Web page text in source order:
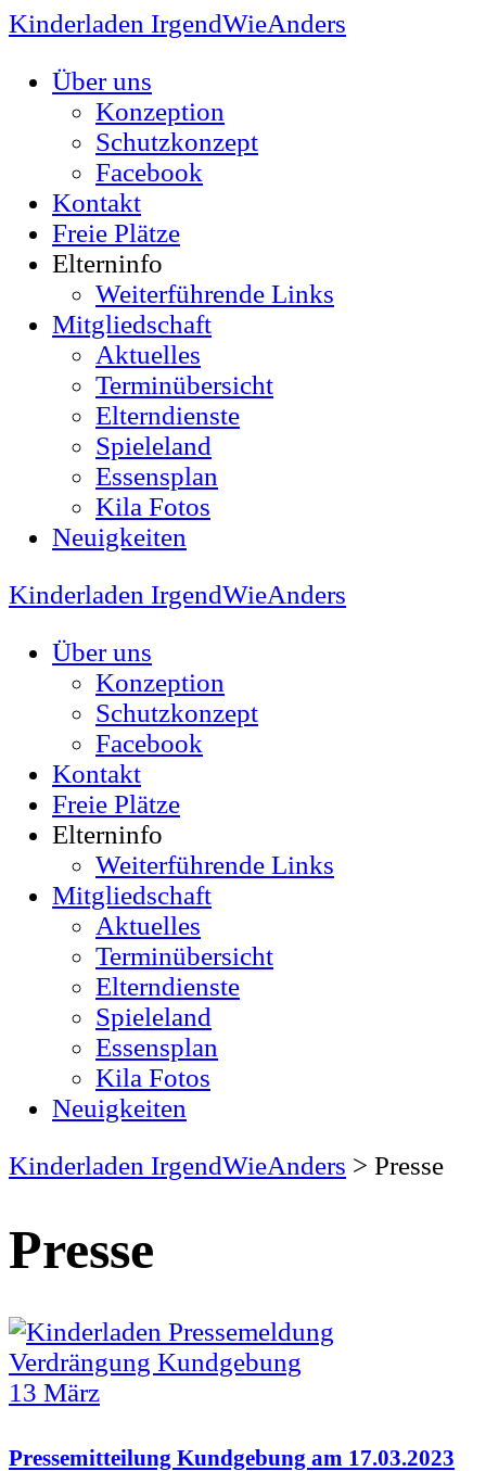
Kinderladen IrgendWieAnders
Über uns
Konzeption
Schutzkonzept
Facebook
Kontakt
Freie Plätze
Elterninfo
Weiterführende Links
Mitgliedschaft
Aktuelles
Terminübersicht
Elterndienste
Spieleland
Essensplan
Kila Fotos
Neuigkeiten
Kinderladen IrgendWieAnders
Über uns
Konzeption
Schutzkonzept
Facebook
Kontakt
Freie Plätze
Elterninfo
Weiterführende Links
Mitgliedschaft
Aktuelles
Terminübersicht
Elterndienste
Spieleland
Essensplan
Kila Fotos
Neuigkeiten
Kinderladen IrgendWieAnders > Presse
Presse
13 März
Pressemitteilung Kundgebung am 17.03.2023